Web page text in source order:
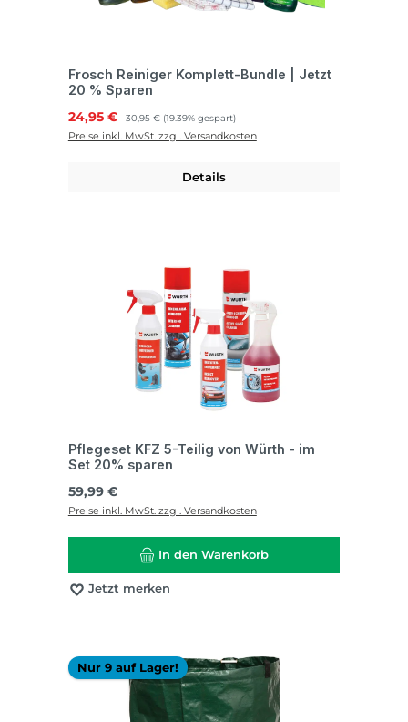
Frosch Reiniger Komplett-Bundle | Jetzt
20 % Sparen
Verkaufspreis:
24,95 € Regulärer Preis:
30,95 € (19.39% gespart)
Preise inkl. MwSt. zzgl. Versandkosten
Details
Pflegeset KFZ 5-Teilig von Würth - im
Set 20% sparen
Regulärer Preis:
59,99 €
Preise inkl. MwSt. zzgl. Versandkosten
In den Warenkorb
Jetzt merken
Nur 9 auf Lager!